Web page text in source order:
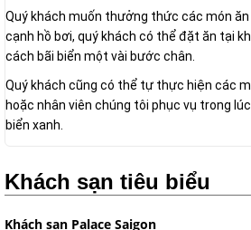
Quý khách muốn thưởng thức các món ăn
cạnh hồ bơi, quý khách có thể đặt ăn tại
cách bãi biển một vài bước chân.
Quý khách cũng có thể tự thực hiện các
hoặc nhân viên chúng tôi phục vụ trong
biển xanh.
Khách sạn tiêu biểu
Khách sạn Palace Saigon